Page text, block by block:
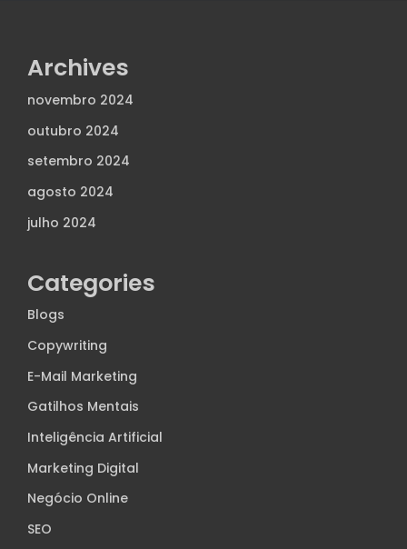
Archives
novembro 2024
outubro 2024
setembro 2024
agosto 2024
julho 2024
Categories
Blogs
Copywriting
E-Mail Marketing
Gatilhos Mentais
Inteligência Artificial
Marketing Digital
Negócio Online
SEO